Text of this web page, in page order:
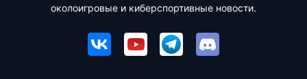
околоигровые и киберспортивные новости.